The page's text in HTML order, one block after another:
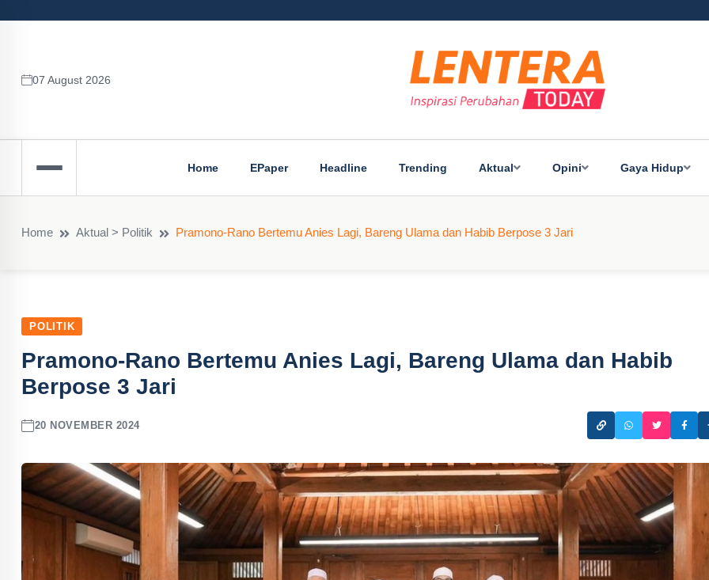
07 August 2026
Home EPaper Headline Trending Aktual Opini Gaya Hidup
Home Aktual > Politik Pramono-Rano Bertemu Anies Lagi, Bareng Ulama dan Habib Berpose 3 Jari
POLITIK
Pramono-Rano Bertemu Anies Lagi, Bareng Ulama dan Habib
Berpose 3 Jari
20 NOVEMBER 2024